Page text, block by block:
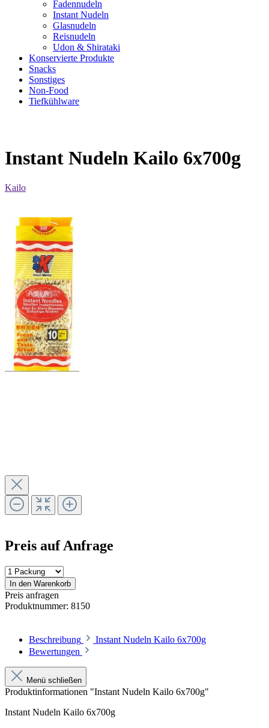
Fadennudeln
Instant Nudeln
Glasnudeln
Reisnudeln
Udon & Shirataki
Konservierte Produkte
Snacks
Sonstiges
Non-Food
Tiefkühlware
Instant Nudeln Kailo 6x700g
Kailo
Preis auf Anfrage
In den Warenkorb
Preis anfragen
Produktnummer: 8150
Beschreibung
Instant Nudeln Kailo 6x700g
Bewertungen
Menü schließen
Produktinformationen "Instant Nudeln Kailo 6x700g"
Instant Nudeln Kailo 6x700g